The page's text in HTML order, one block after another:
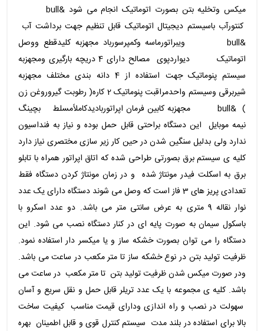
میکس وتخلیه بتن بصورت اتوماتیک انجام می شود &bull
کنتورآب باسیستم دیجیتال اتوماتیک قابل تنظیم جهت برداشت آب
&bull ویبراتورماسه وکمپرسورباد مجهزبه کلیدقطع ووصل
اتوماتیک دیواردپوی مصالح دارای 4 دریچه بارگیری ومجهزبه
سیستم پنوماتیک جهت استفاده از 4 دانه بندی مختلف مجهزبه
شیربرقی وسیستم واحدمراقبت پنوماتیک 2 کاره( رطوبت گیروروغن زن
) &bull مجهزبه کابین فرمان اپراتوربادیدکاملاًمسلط بچینگ
نیمه موبایل این دستگاه براحتی قابل حمل بوده و نیاز به فنداسیون
ندارد ولی بدلیل سنگین شدن در حین کار زیر سازی مختصری نیاز دارد
کلیه ی سیستم برق بصورتی طراحی شده که اتاق اپراتور همراه با تابلو
برق به اسکلت فیدر مونتاژ شده و در زمان مونتاژ کردن دستگاه فقط
تعدادی پریز های 3 فاز است که وصل می شوند دستگاه دارای یک عدد
نوار نقاله 9 متری به عرض سانتی متر می باشد. دو عدد اسکرو با
باسکول سیمان به صورت پایه ای در کنار دستگاه نصب می شود. این
دستگاه را می توان بصورت خشکه ساز و یا میکسر دار استفاده نمود.
ظرفیت تولید بتن در نوع خشکه ساز تا متر مکعب در ساعت می باشد.
ودر صورت میکس شدن ظرفیت تولید بتن تا متر مکعب در ساعت می
باشد. کلیه ی مجموعه با یک عدد تریلر قابل حمل و نقل سریع و آسان
سهولت در نصب و راه اندازی ودارای قیمت مناسب کیفیت ساخت
بالا برای استفاده در بلند مدت سیستم کنترل قوی و قابل اطمینان بهره